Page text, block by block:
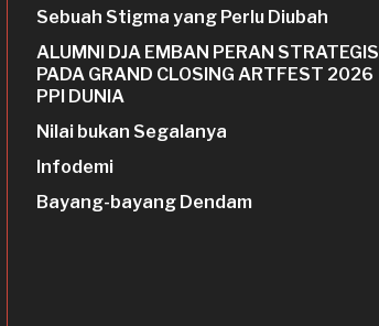
Sebuah Stigma yang Perlu Diubah
ALUMNI DJA EMBAN PERAN STRATEGIS
PADA GRAND CLOSING ARTFEST 2026
PPI DUNIA
Nilai bukan Segalanya
Infodemi
Bayang-bayang Dendam